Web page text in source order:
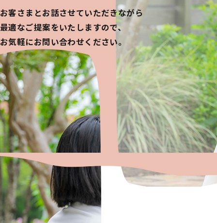
お客さまとお話させていただきながら
最適なご提案をいたしますので、
お気軽にお問い合わせください。